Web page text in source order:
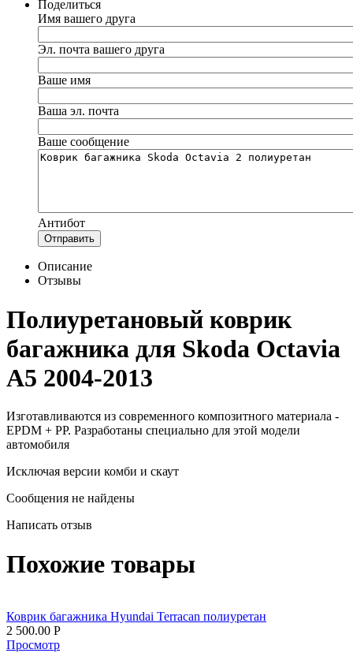
Поделиться
Имя вашего друга
Эл. почта вашего друга
Ваше имя
Ваша эл. почта
Ваше сообщение
Антибот
Отправить
Описание
Отзывы
Полиуретановый коврик
багажника для Skoda Octavia
A5 2004-2013
Изготавливаются из современного композитного материала -
EPDM + PP. Разработаны специально для этой модели
автомобиля
Исключая версии комби и скаут
Сообщения не найдены
Написать отзыв
Похожие товары
Коврик багажника Hyundai Terracan полиуретан
2 500.00 Р
Просмотр